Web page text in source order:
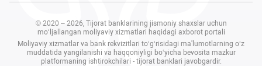
© 2020 – 2026, Tijorat banklarining jismoniy shaxslar uchun
mo‘ljallangan moliyaviy xizmatlari haqidagi axborot portali
Moliyaviy xizmatlar va bank rekvizitlari to‘g‘risidagi ma'lumotlarning o‘z
muddatida yangilanishi va haqqoniyligi bo‘yicha bevosita mazkur
platformaning ishtirokchilari - tijorat banklari javobgardir.